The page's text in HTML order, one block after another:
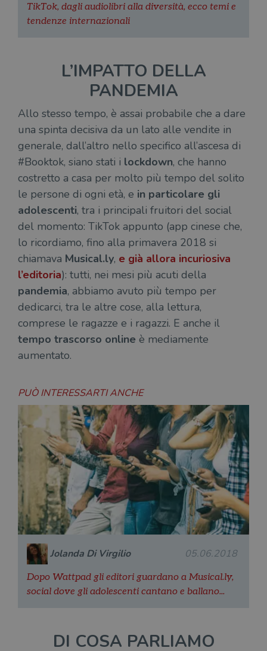
TikTok, dagli audiolibri alla diversità, ecco temi e
tendenze internazionali
L’IMPATTO DELLA
PANDEMIA
Allo stesso tempo, è assai probabile che a dare
una spinta decisiva da un lato alle vendite in
generale, dall’altro nello specifico all’ascesa di
#Booktok, siano stati i lockdown, che hanno
costretto a casa per molto più tempo del solito
le persone di ogni età, e in particolare gli
adolescenti, tra i principali fruitori del social
del momento: TikTok appunto (app cinese che,
lo ricordiamo, fino alla primavera 2018 si
chiamava Musical.ly, e già allora incuriosiva
l’editoria): tutti, nei mesi più acuti della
pandemia, abbiamo avuto più tempo per
dedicarci, tra le altre cose, alla lettura,
comprese le ragazze e i ragazzi. E anche il
tempo trascorso online è mediamente
aumentato.
PUÒ INTERESSARTI ANCHE
Jolanda Di Virgilio 05.06.2018
Dopo Wattpad gli editori guardano a Musical.ly,
social dove gli adolescenti cantano e ballano...
DI COSA PARLIAMO